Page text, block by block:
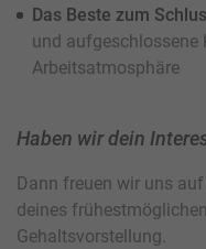
Das Beste zum
und aufgeschlossene
Arbeitsatmosphäre
Haben wir dein
Dann freuen wir uns
deines
Gehaltsvorstellung.